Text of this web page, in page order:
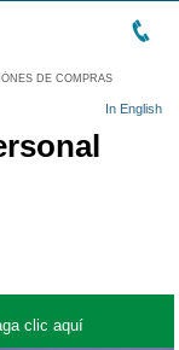
DE COMPRAS
In English
clic aquí